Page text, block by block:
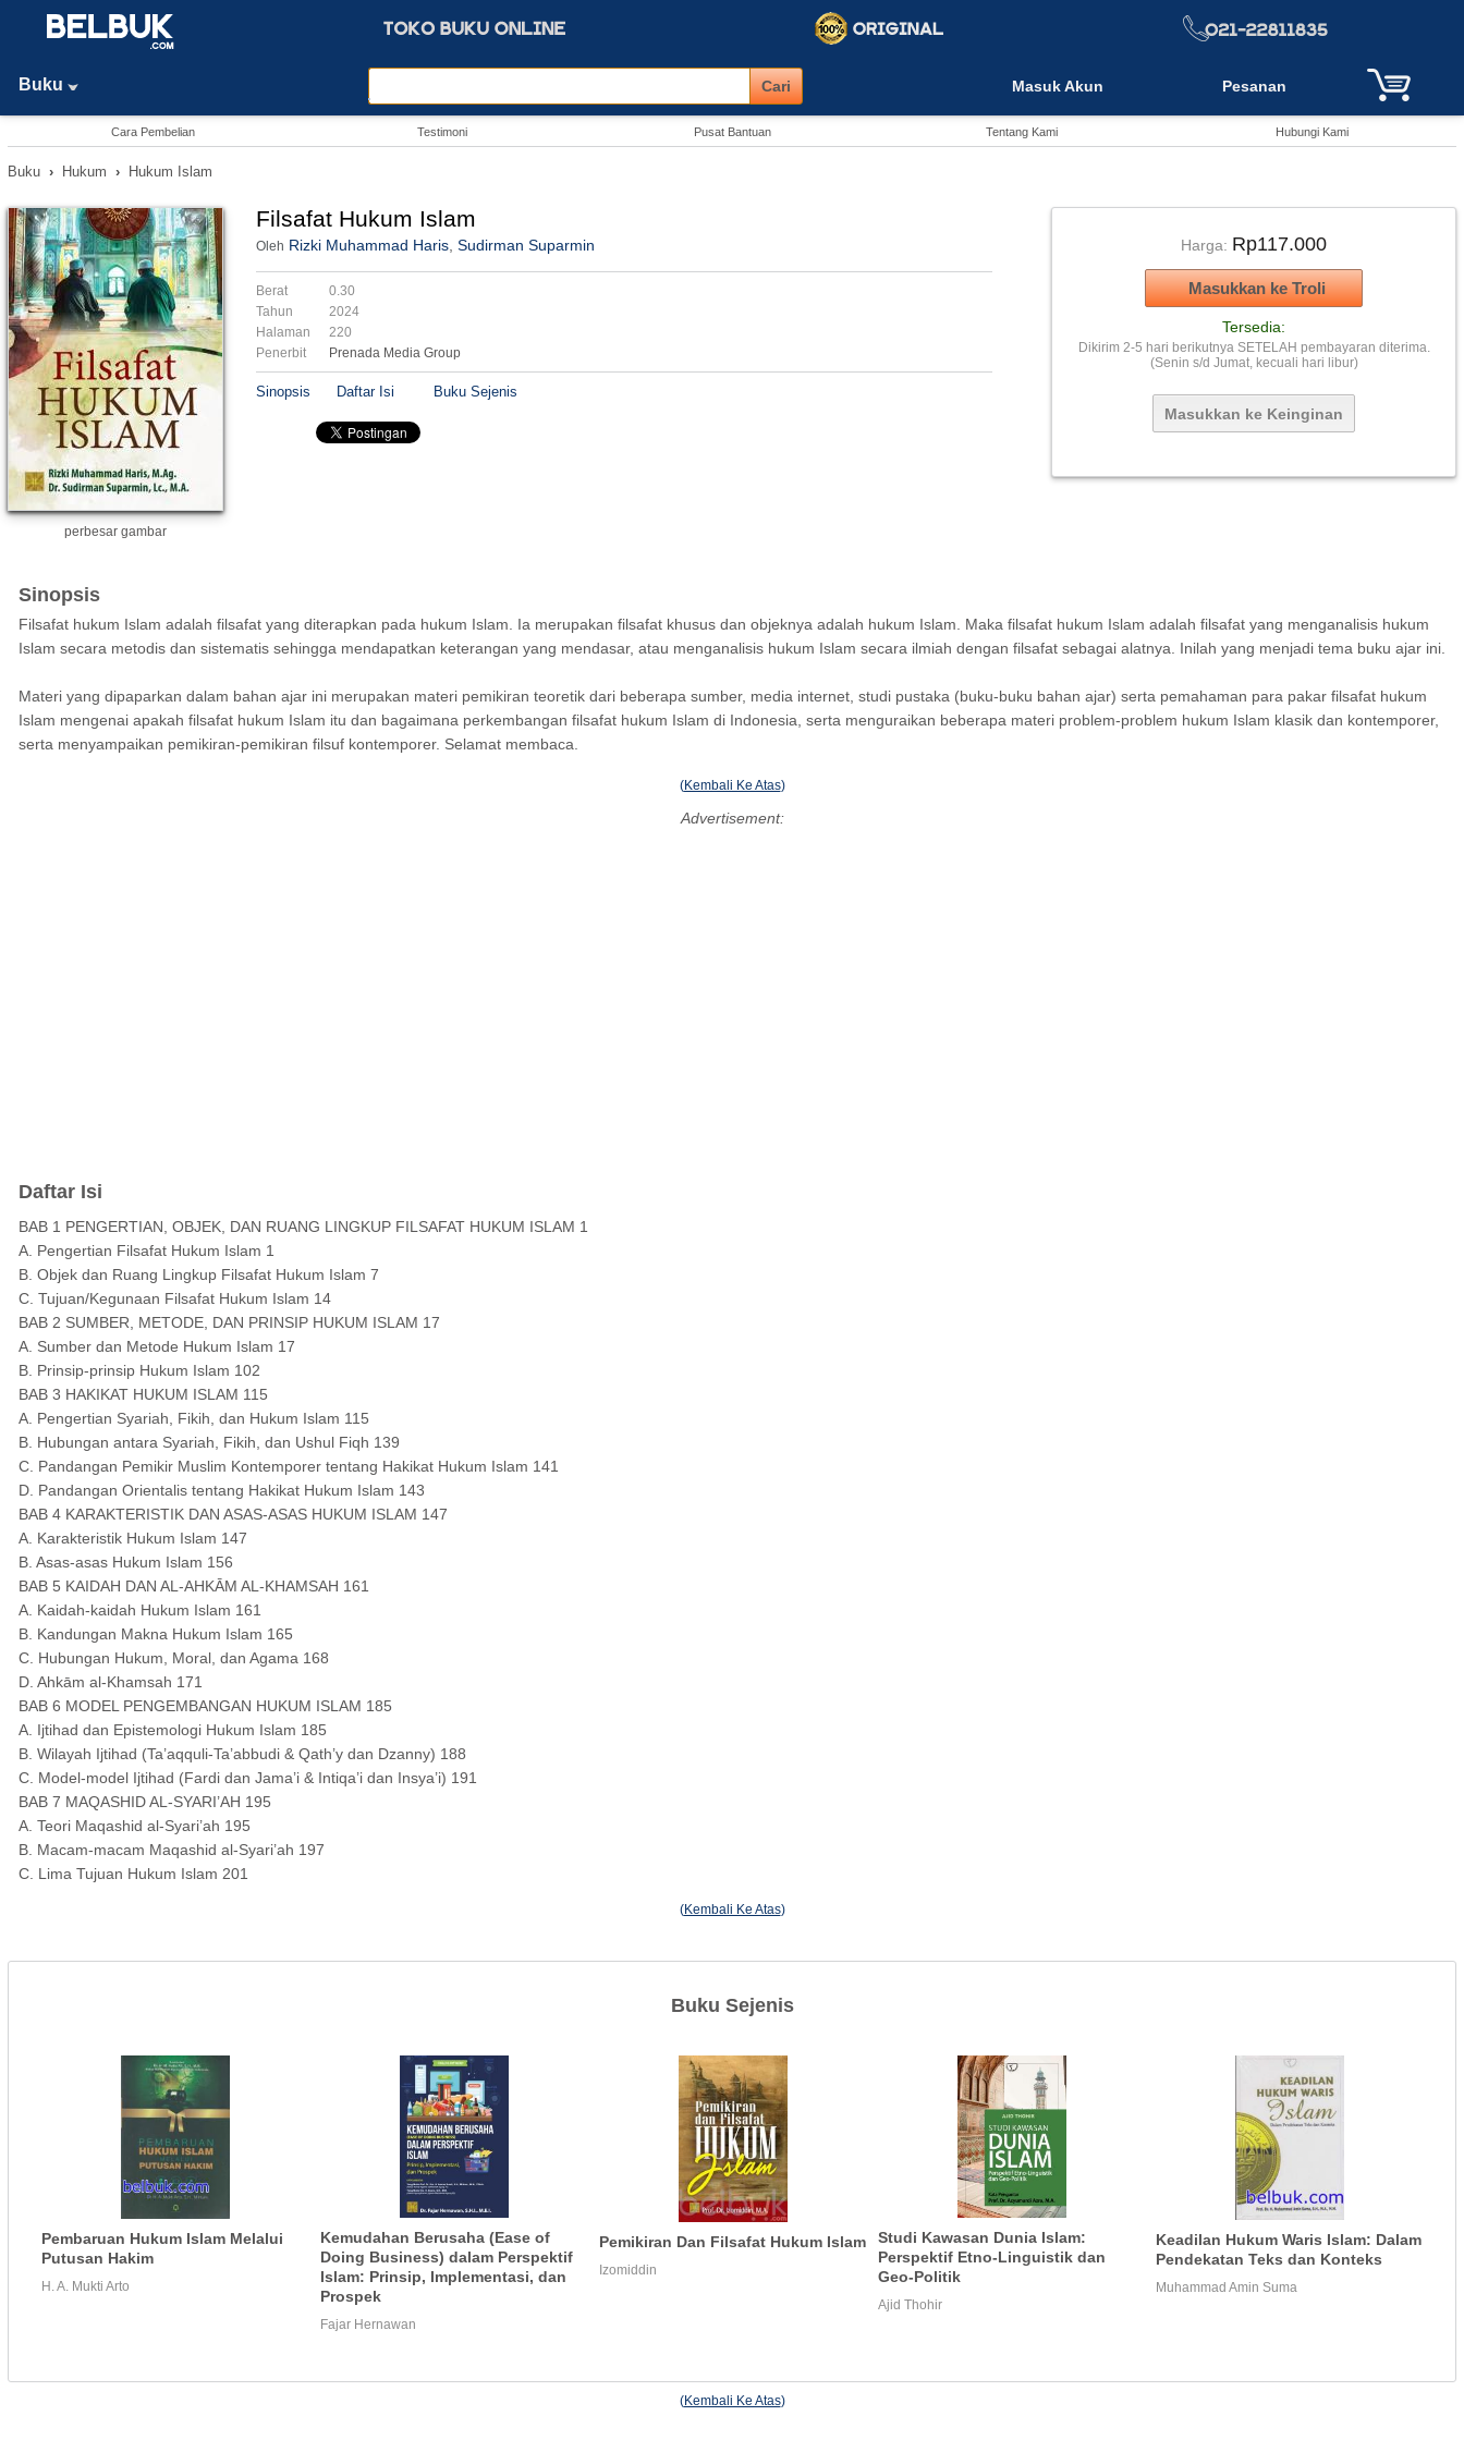
Buku Masuk Akun Pesanan
Cara Pembelian Testimoni Pusat Bantuan Tentang Kami Hubungi Kami
Buku › Hukum › Hukum Islam
perbesar gambar
Filsafat Hukum Islam
Oleh Rizki Muhammad Haris Sudirman Suparmin
Berat
0.30
Tahun
2024
Halaman
220
Penerbit
Prenada Media Group
Sinopsis Daftar Isi Buku Sejenis
Harga: Rp117.000
Tersedia:
Dikirim 2-5 hari berikutnya SETELAH pembayaran diterima.
(Senin s/d Jumat, kecuali hari libur)
Sinopsis
Filsafat hukum Islam adalah filsafat yang diterapkan pada hukum Islam. Ia merupakan filsafat khusus dan objeknya adalah hukum Islam. Maka filsafat hukum Islam adalah filsafat yang menganalisis hukum
Islam secara metodis dan sistematis sehingga mendapatkan keterangan yang mendasar, atau menganalisis hukum Islam secara ilmiah dengan filsafat sebagai alatnya. Inilah yang menjadi tema buku ajar ini.
Materi yang dipaparkan dalam bahan ajar ini merupakan materi pemikiran teoretik dari beberapa sumber, media internet, studi pustaka (buku-buku bahan ajar) serta pemahaman para pakar filsafat hukum
Islam mengenai apakah filsafat hukum Islam itu dan bagaimana perkembangan filsafat hukum Islam di Indonesia, serta menguraikan beberapa materi problem-problem hukum Islam klasik dan kontemporer,
serta menyampaikan pemikiran-pemikiran filsuf kontemporer. Selamat membaca.
(Kembali Ke Atas)
Advertisement:
Daftar Isi
BAB 1 PENGERTIAN, OBJEK, DAN RUANG LINGKUP FILSAFAT HUKUM ISLAM 1
A. Pengertian Filsafat Hukum Islam 1
B. Objek dan Ruang Lingkup Filsafat Hukum Islam 7
C. Tujuan/Kegunaan Filsafat Hukum Islam 14
BAB 2 SUMBER, METODE, DAN PRINSIP HUKUM ISLAM 17
A. Sumber dan Metode Hukum Islam 17
B. Prinsip-prinsip Hukum Islam 102
BAB 3 HAKIKAT HUKUM ISLAM 115
A. Pengertian Syariah, Fikih, dan Hukum Islam 115
B. Hubungan antara Syariah, Fikih, dan Ushul Fiqh 139
C. Pandangan Pemikir Muslim Kontemporer tentang Hakikat Hukum Islam 141
D. Pandangan Orientalis tentang Hakikat Hukum Islam 143
BAB 4 KARAKTERISTIK DAN ASAS-ASAS HUKUM ISLAM 147
A. Karakteristik Hukum Islam 147
B. Asas-asas Hukum Islam 156
BAB 5 KAIDAH DAN AL-AHKĀM AL-KHAMSAH 161
A. Kaidah-kaidah Hukum Islam 161
B. Kandungan Makna Hukum Islam 165
C. Hubungan Hukum, Moral, dan Agama 168
D. Ahkām al-Khamsah 171
BAB 6 MODEL PENGEMBANGAN HUKUM ISLAM 185
A. Ijtihad dan Epistemologi Hukum Islam 185
B. Wilayah Ijtihad (Ta’aqquli-Ta’abbudi & Qath’y dan Dzanny) 188
C. Model-model Ijtihad (Fardi dan Jama’i & Intiqa’i dan Insya’i) 191
BAB 7 MAQASHID AL-SYARI’AH 195
A. Teori Maqashid al-Syari’ah 195
B. Macam-macam Maqashid al-Syari’ah 197
C. Lima Tujuan Hukum Islam 201
(Kembali Ke Atas)
Buku Sejenis
Pembaruan Hukum Islam Melalui
Putusan Hakim
H. A. Mukti Arto
Kemudahan Berusaha (Ease of
Doing Business) dalam Perspektif
Islam: Prinsip, Implementasi, dan
Prospek
Fajar Hernawan
Pemikiran Dan Filsafat Hukum Islam
Izomiddin
Studi Kawasan Dunia Islam:
Perspektif Etno-Linguistik dan
Geo-Politik
Ajid Thohir
Keadilan Hukum Waris Islam: Dalam
Pendekatan Teks dan Konteks
Muhammad Amin Suma
(Kembali Ke Atas)